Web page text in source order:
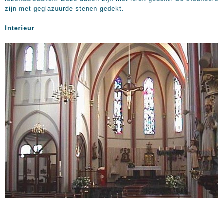
zijn met geglazuurde stenen gedekt.
Interieur